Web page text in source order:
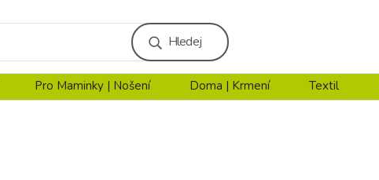
Hledej
Pro Maminky | Nošení Doma | Krmení Textil